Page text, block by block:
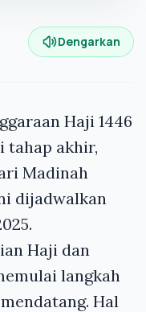
Dengarkan
Haji 1446
tahap akhir,
Madinah
dijadwalkan
Haji dan
langkah
Hal